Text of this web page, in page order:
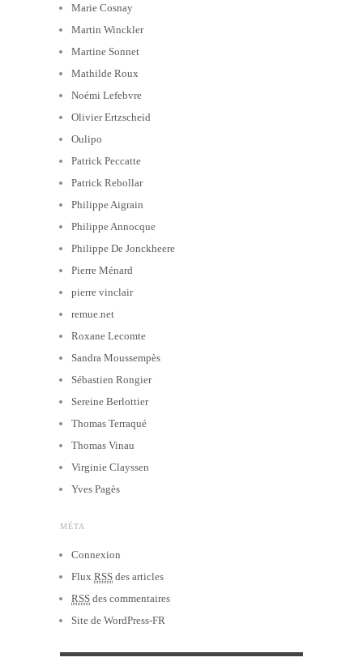
Marie Cosnay
Martin Winckler
Martine Sonnet
Mathilde Roux
Noémi Lefebvre
Olivier Ertzscheid
Oulipo
Patrick Peccatte
Patrick Rebollar
Philippe Aigrain
Philippe Annocque
Philippe De Jonckheere
Pierre Ménard
pierre vinclair
remue.net
Roxane Lecomte
Sandra Moussempès
Sébastien Rongier
Sereine Berlottier
Thomas Terraqué
Thomas Vinau
Virginie Clayssen
Yves Pagès
MÉTA
Connexion
Flux RSS des articles
RSS des commentaires
Site de WordPress-FR